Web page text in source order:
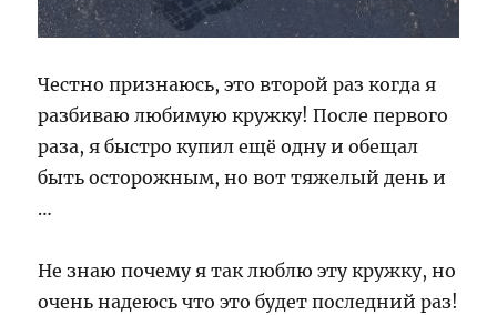
Честно признаюсь, это второй раз когда я
разбиваю любимую кружку! После первого
раза, я быстро купил ещё одну и обещал
быть осторожным, но вот тяжелый день и
…
Не знаю почему я так люблю эту кружку, но
очень надеюсь что это будет последний раз!